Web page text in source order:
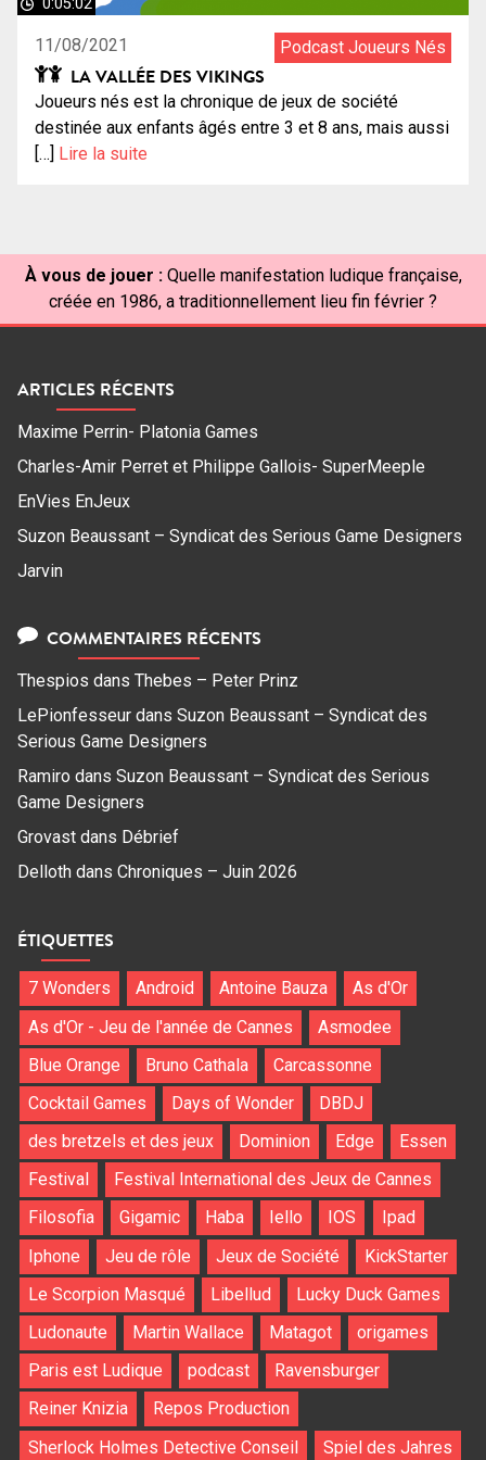
0:05:02
11/08/2021 Podcast Joueurs Nés
LA VALLÉE DES VIKINGS
Joueurs nés est la chronique de jeux de société
destinée aux enfants âgés entre 3 et 8 ans, mais aussi
[…] Lire la suite
À vous de jouer : Quelle manifestation ludique française,
créée en 1986, a traditionnellement lieu fin février ?
ARTICLES RÉCENTS
Maxime Perrin- Platonia Games
Charles-Amir Perret et Philippe Gallois- SuperMeeple
EnVies EnJeux
Suzon Beaussant – Syndicat des Serious Game Designers
Jarvin
COMMENTAIRES RÉCENTS
Thespios dans Thebes – Peter Prinz
LePionfesseur dans Suzon Beaussant – Syndicat des
Serious Game Designers
Ramiro dans Suzon Beaussant – Syndicat des Serious
Game Designers
Grovast dans Débrief
Delloth dans Chroniques – Juin 2026
ÉTIQUETTES
7 Wonders Android Antoine Bauza
As d'Or
As d'Or - Jeu de l'année de Cannes
Asmodee
Blue Orange
Bruno Cathala
Carcassonne
Cocktail Games
Days of Wonder
DBDJ
des bretzels et des jeux
Dominion Edge
Essen
Festival
Festival International des Jeux de Cannes
Filosofia
Gigamic Haba Iello IOS
Ipad
Iphone
Jeu de rôle Jeux de Société
KickStarter
Le Scorpion Masqué
Libellud
Lucky Duck Games
Ludonaute
Martin Wallace Matagot
origames
Paris est Ludique
podcast
Ravensburger
Reiner Knizia
Repos Production
Sherlock Holmes Detective Conseil
Spiel des Jahres